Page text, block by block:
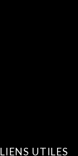
LIENS UTILES